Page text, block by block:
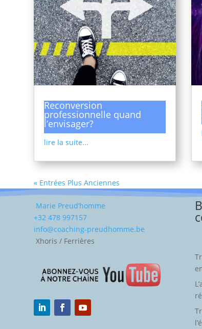
Reconversion
professionnelle quand
l’envisager?
lire la suite...
« Entrées Plus Anciennes
Marie Preud’homme
+32 478 997157
info@coaching-preudhomme.be
Xhoris / Ferrières